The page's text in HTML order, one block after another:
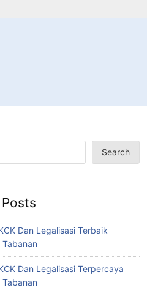
Search
Dan Legalisasi Terbaik
Dan Legalisasi Terpercaya